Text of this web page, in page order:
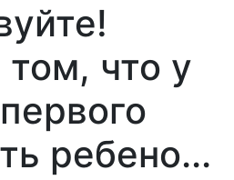
что у
ребено...